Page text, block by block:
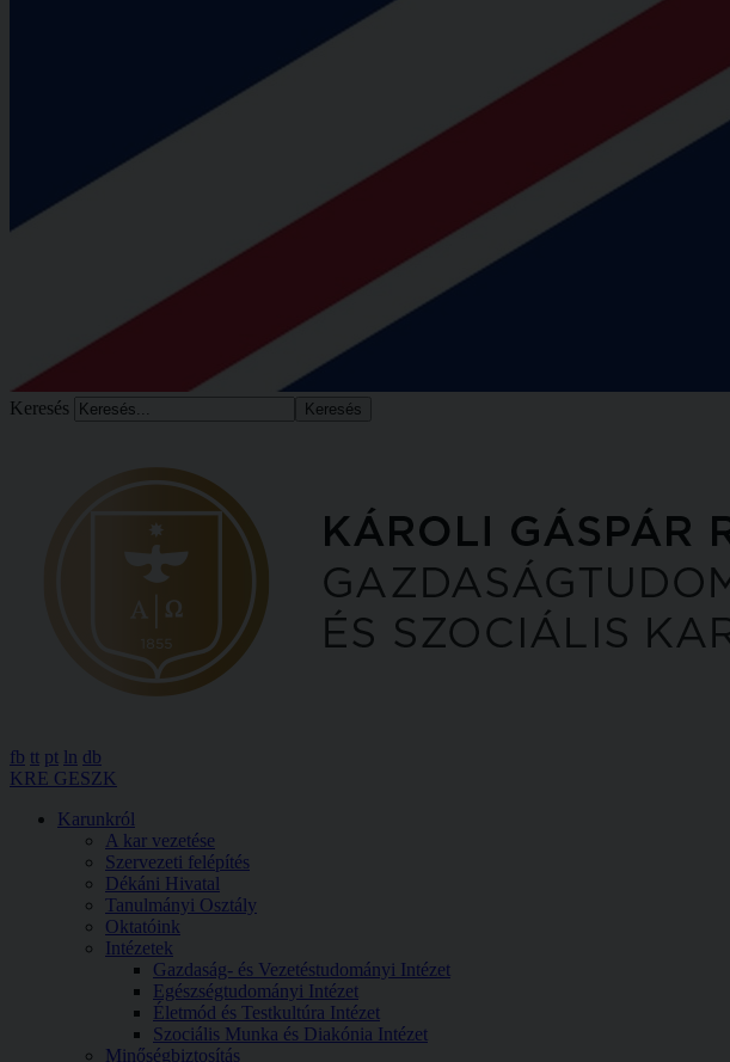
Keresés
fb tt pt ln db
KRE GESZK
Karunkról
A kar vezetése
Szervezeti felépítés
Dékáni Hivatal
Tanulmányi Osztály
Oktatóink
Intézetek
Gazdaság- és Vezetéstudományi Intézet
Egészségtudományi Intézet
Életmód és Testkultúra Intézet
Szociális Munka és Diakónia Intézet
Minőségbiztosítás